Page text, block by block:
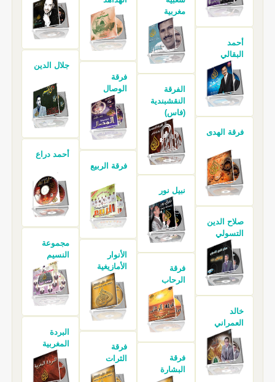
أحمد
البقالي
فرقة الهدى
صلاح الدين
التسولي
خالد
العمراني
مغربية
الفرقة
النقشبندية
(فاس)
نبيل نور
فرقة
الرحاب
فرقة
البشارة
فرقة
الوصال
فرقة الربيع
الأنوار
الأمازيغية
فرقة
الثرات
جلال الدين
أحمد دراع
مجموعة
النسيم
البردة
المغربية